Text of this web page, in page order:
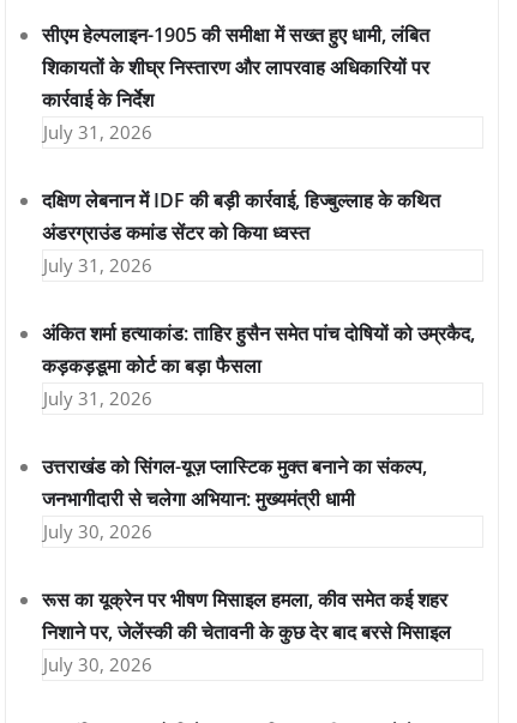
सीएम हेल्पलाइन-1905 की समीक्षा में सख्त हुए धामी, लंबित
शिकायतों के शीघ्र निस्तारण और लापरवाह अधिकारियों पर
कार्रवाई के निर्देश
July 31, 2026
दक्षिण लेबनान में IDF की बड़ी कार्रवाई, हिज्बुल्लाह के कथित
अंडरग्राउंड कमांड सेंटर को किया ध्वस्त
July 31, 2026
अंकित शर्मा हत्याकांड: ताहिर हुसैन समेत पांच दोषियों को उम्रकैद,
कड़कड़डूमा कोर्ट का बड़ा फैसला
July 31, 2026
उत्तराखंड को सिंगल-यूज़ प्लास्टिक मुक्त बनाने का संकल्प,
जनभागीदारी से चलेगा अभियान: मुख्यमंत्री धामी
July 30, 2026
रूस का यूक्रेन पर भीषण मिसाइल हमला, कीव समेत कई शहर
निशाने पर, जेलेंस्की की चेतावनी के कुछ देर बाद बरसे मिसाइल
July 30, 2026